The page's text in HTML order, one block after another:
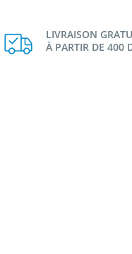
LIVRAISON
À PARTIR DE 400